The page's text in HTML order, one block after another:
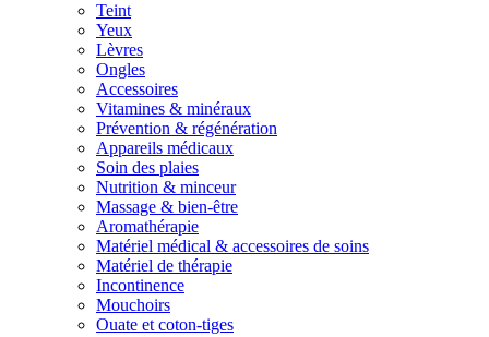
Teint
Yeux
Lèvres
Ongles
Accessoires
Vitamines & minéraux
Prévention & régénération
Appareils médicaux
Soin des plaies
Nutrition & minceur
Massage & bien-être
Aromathérapie
Matériel médical & accessoires de soins
Matériel de thérapie
Incontinence
Mouchoirs
Ouate et coton-tiges